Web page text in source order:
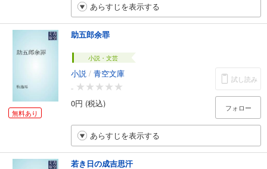
あらすじを表示する
無料あり
助五郎余罪
小説・文芸
小説 / 青空文庫
-
0円 (税込)
試し読み
フォロー
あらすじを表示する
若き日の成吉思汗